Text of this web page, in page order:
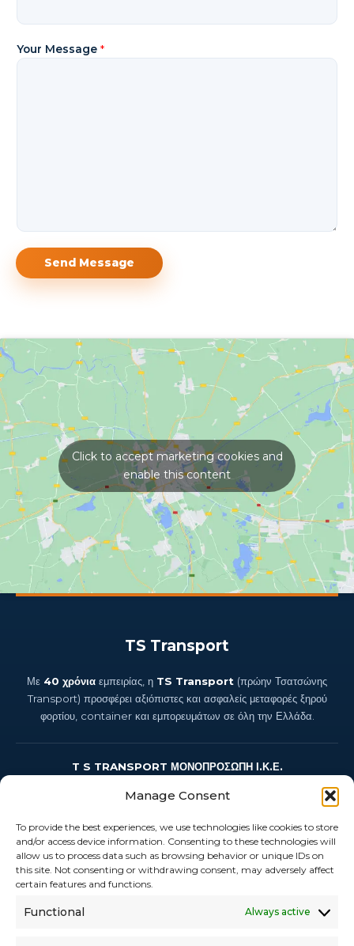
Manage Consent
To provide the best experiences, we use technologies like cookies to store
and/or access device information. Consenting to these technologies will
allow us to process data such as browsing behavior or unique IDs on
this site. Not consenting or withdrawing consent, may adversely affect
certain features and functions.
Functional Always active
u
Your Message *
Send Message
Click to accept marketing cookies and
enable this content
TS Transport
Με 40 χρόνια εμπειρίας, η TS Transport (πρώην Τσατσώνης
Transport) προσφέρει αξιόπιστες και ασφαλείς μεταφορές ξηρού
φορτίου, container και εμπορευμάτων σε όλη την Ελλάδα.
T S TRANSPORT ΜΟΝΟΠΡΟΣΩΠΗ Ι.Κ.Ε.
Αρ. ΓΕΜΗ: 194882445000 · ΑΦΜ: 803338307
Email